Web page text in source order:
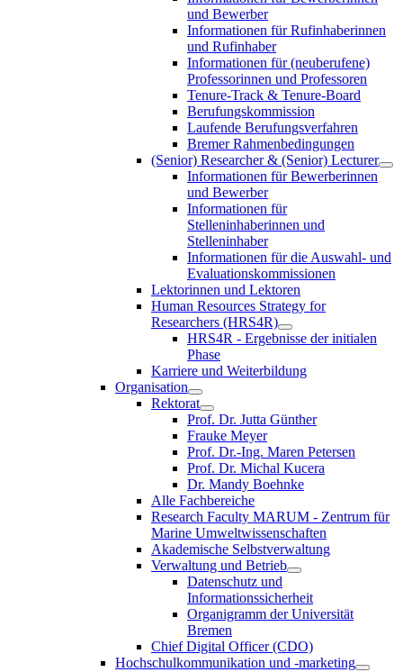
und Bewerber
Informationen für Rufinhaberinnen
und Rufinhaber
Informationen für (neuberufene)
Professorinnen und Professoren
Tenure-Track & Tenure-Board
Berufungskommission
Laufende Berufungsverfahren
Bremer Rahmenbedingungen
(Senior) Researcher & (Senior) Lecturer
Informationen für Bewerberinnen
und Bewerber
Informationen für
Stelleninhaberinnen und
Stelleninhaber
Informationen für die Auswahl- und
Evaluationskommissionen
Lektorinnen und Lektoren
Human Resources Strategy for
Researchers (HRS4R)
HRS4R - Ergebnisse der initialen
Phase
Karriere und Weiterbildung
Organisation
Rektorat
Prof. Dr. Jutta Günther
Frauke Meyer
Prof. Dr.-Ing. Maren Petersen
Prof. Dr. Michal Kucera
Dr. Mandy Boehnke
Alle Fachbereiche
Research Faculty MARUM - Zentrum für
Marine Umweltwissenschaften
Akademische Selbstverwaltung
Verwaltung und Betrieb
Datenschutz und
Informationssicherheit
Organigramm der Universität
Bremen
Chief Digital Officer (CDO)
Hochschulkommunikation und -marketing